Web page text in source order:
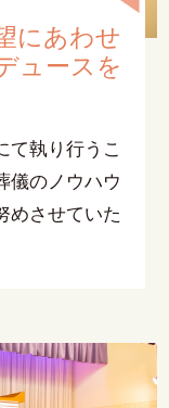
にあわせ
ュースを
て執り行うこ
儀のノウハウ
めさせていた